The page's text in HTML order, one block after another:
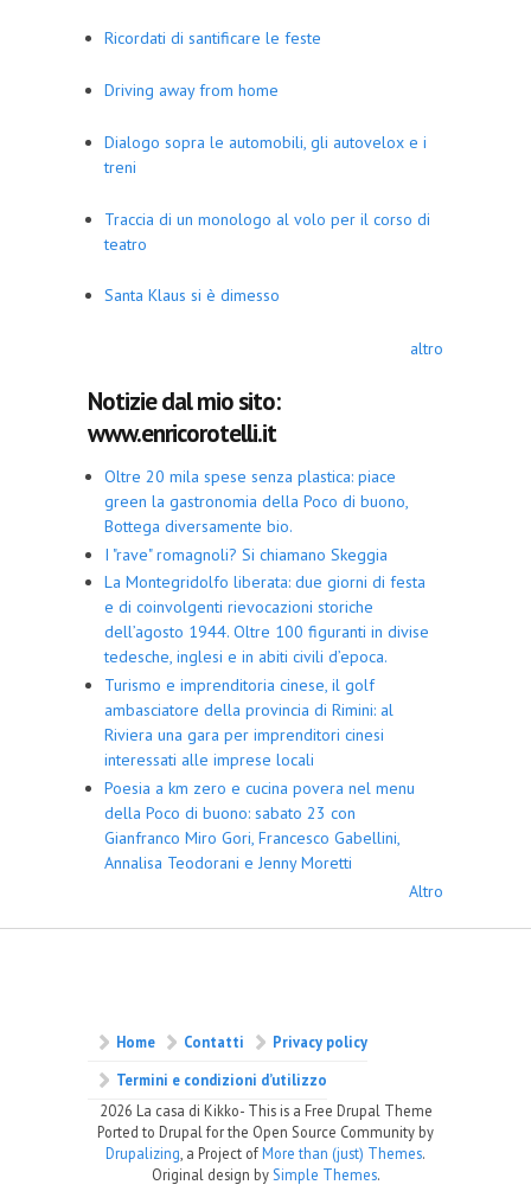
Ricordati di santificare le feste
Driving away from home
Dialogo sopra le automobili, gli autovelox e i
treni
Traccia di un monologo al volo per il corso di
teatro
Santa Klaus si è dimesso
altro
Notizie dal mio sito:
www.enricorotelli.it
Oltre 20 mila spese senza plastica: piace
green la gastronomia della Poco di buono,
Bottega diversamente bio.
I "rave" romagnoli? Si chiamano Skeggia
La Montegridolfo liberata: due giorni di festa
e di coinvolgenti rievocazioni storiche
dell’agosto 1944. Oltre 100 figuranti in divise
tedesche, inglesi e in abiti civili d’epoca.
Turismo e imprenditoria cinese, il golf
ambasciatore della provincia di Rimini: al
Riviera una gara per imprenditori cinesi
interessati alle imprese locali
Poesia a km zero e cucina povera nel menu
della Poco di buono: sabato 23 con
Gianfranco Miro Gori, Francesco Gabellini,
Annalisa Teodorani e Jenny Moretti
Altro
Home Contatti
Privacy policy
Termini e condizioni d’utilizzo
2026 La casa di Kikko- This is a Free Drupal Theme
Ported to Drupal for the Open Source Community by
Drupalizing, a Project ofMore than (just) Themes.
Original design bySimple Themes.